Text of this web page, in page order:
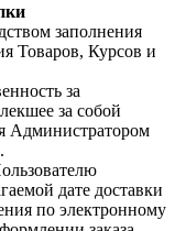
заполнения
Товаров, Курсов и
за
за собой
Администратором
дате доставки
по электронному